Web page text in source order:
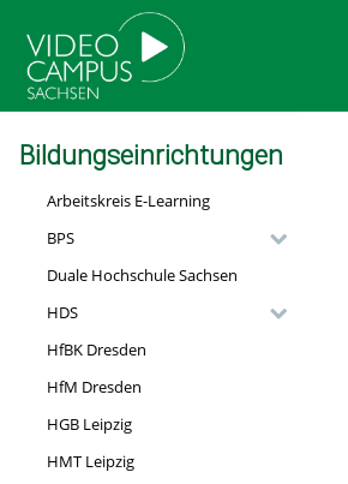
Bildungseinrichtungen
Arbeitskreis E-Learning
BPS
Duale Hochschule Sachsen
HDS
HfBK Dresden
HfM Dresden
HGB Leipzig
HMT Leipzig